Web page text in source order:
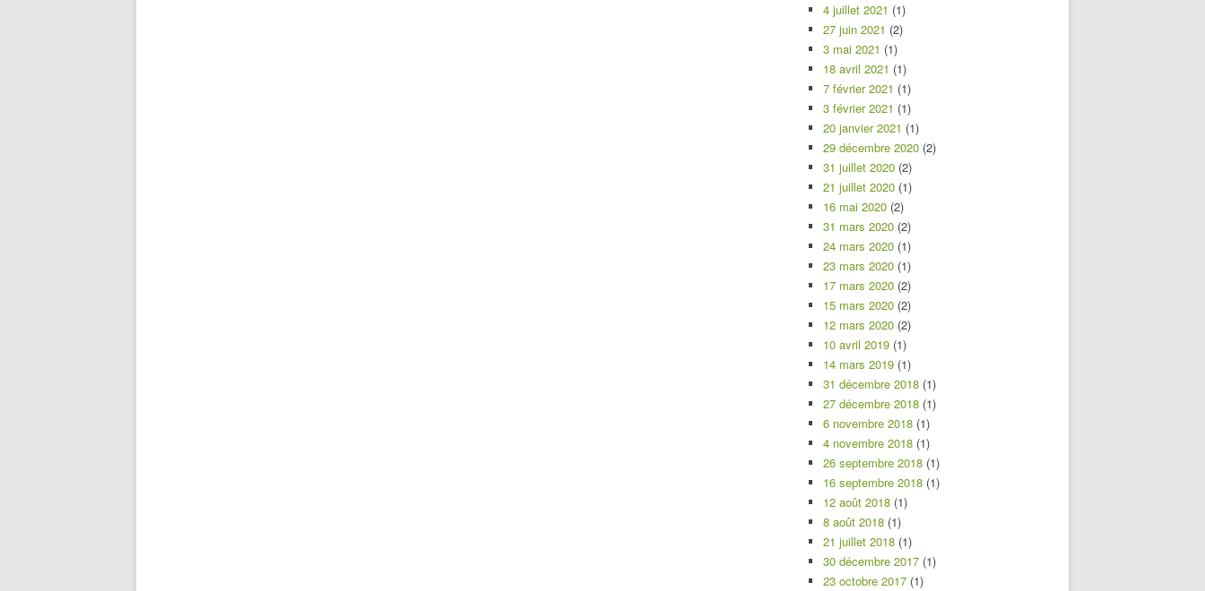
4 juillet 2021 (1)
27 juin 2021 (2)
3 mai 2021 (1)
18 avril 2021 (1)
7 février 2021 (1)
3 février 2021 (1)
20 janvier 2021 (1)
29 décembre 2020 (2)
31 juillet 2020 (2)
21 juillet 2020 (1)
16 mai 2020 (2)
31 mars 2020 (2)
24 mars 2020 (1)
23 mars 2020 (1)
17 mars 2020 (2)
15 mars 2020 (2)
12 mars 2020 (2)
10 avril 2019 (1)
14 mars 2019 (1)
31 décembre 2018 (1)
27 décembre 2018 (1)
6 novembre 2018 (1)
4 novembre 2018 (1)
26 septembre 2018 (1)
16 septembre 2018 (1)
12 août 2018 (1)
8 août 2018 (1)
21 juillet 2018 (1)
30 décembre 2017 (1)
23 octobre 2017 (1)